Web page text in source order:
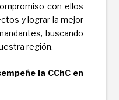
con ellos
y lograr la mejor
buscando
región.
la CChC en